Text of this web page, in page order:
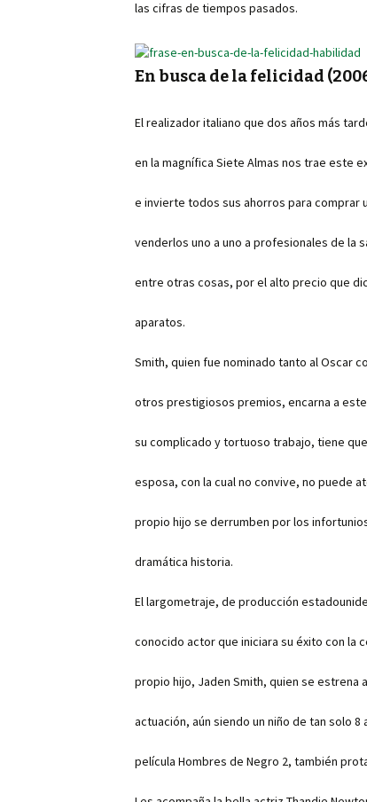
las cifras de tiempos pasados.
En busca de la felicidad
El realizador italiano que dos años más
en la magnífica Siete Almas nos trae este
e invierte todos sus ahorros para comprar
venderlos uno a uno a profesionales de la
entre otras cosas, por el alto precio que
aparatos.
Smith, quien fue nominado tanto al Oscar
otros prestigiosos premios, encarna a
su complicado y tortuoso trabajo, tiene
esposa, con la cual no convive, no puede
propio hijo se derrumben por los
dramática historia.
El largometraje, de producción
conocido actor que iniciara su éxito con la
propio hijo, Jaden Smith, quien se estrena
actuación, aún siendo un niño de tan solo 8
película Hombres de Negro 2, también